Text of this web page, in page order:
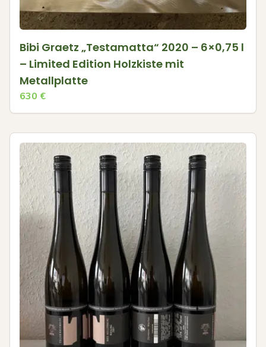
Bibi Graetz „Testamatta“ 2020 – 6×0,75 l
– Limited Edition Holzkiste mit
Metallplatte
630 €